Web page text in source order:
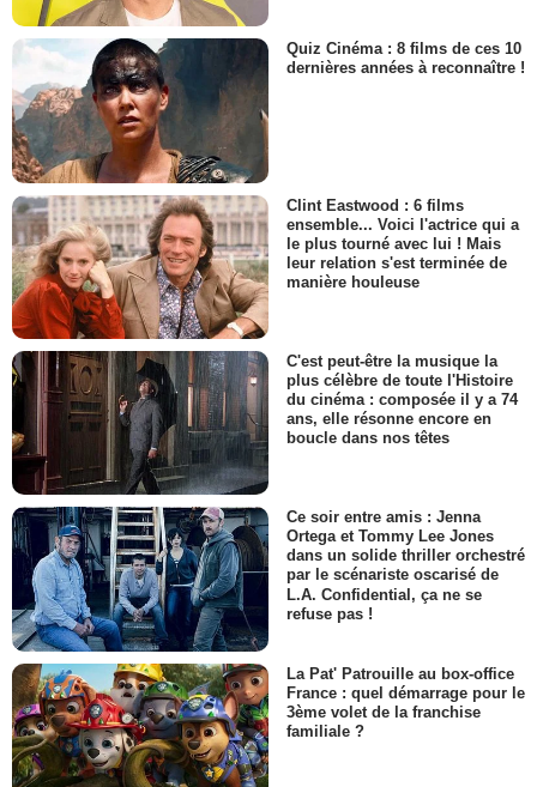
Quiz Cinéma : 8 films de ces 10
dernières années à reconnaître !
Clint Eastwood : 6 films
ensemble... Voici l'actrice qui a
le plus tourné avec lui ! Mais
leur relation s'est terminée de
manière houleuse
C'est peut-être la musique la
plus célèbre de toute l'Histoire
du cinéma : composée il y a 74
ans, elle résonne encore en
boucle dans nos têtes
Ce soir entre amis : Jenna
Ortega et Tommy Lee Jones
dans un solide thriller orchestré
par le scénariste oscarisé de
L.A. Confidential, ça ne se
refuse pas !
La Pat' Patrouille au box-office
France : quel démarrage pour le
3ème volet de la franchise
familiale ?